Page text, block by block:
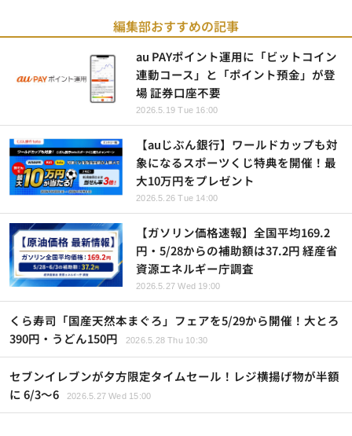
編集部おすすめの記事
au PAYポイント運用に「ビットコイン
連動コース」と「ポイント預金」が登
場 証券口座不要
2026.5.19 Tue 16:00
【auじぶん銀行】ワールドカップも対
象になるスポーツくじ特典を開催！最
大10万円をプレゼント
2026.5.26 Tue 14:00
【ガソリン価格速報】全国平均169.2
円・5/28からの補助額は37.2円 経産省
資源エネルギー庁調査
2026.5.27 Wed 19:00
くら寿司「国産天然本まぐろ」フェアを5/29から開催！大とろ
390円・うどん150円
2026.5.28 Thu 10:30
セブンイレブンが夕方限定タイムセール！レジ横揚げ物が半額
に 6/3～6
2026.5.27 Wed 15:00